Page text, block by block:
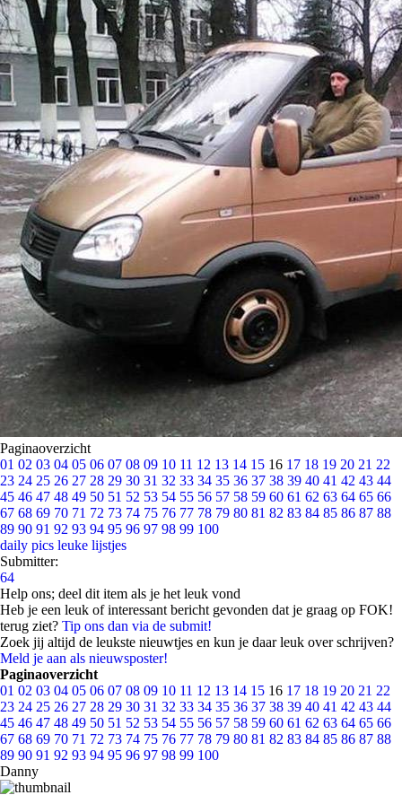
Paginaoverzicht
01 02 03 04 05 06 07 08 09 10 11 12 13 14 15 16 17 18 19 20 21 22
23 24 25 26 27 28 29 30 31 32 33 34 35 36 37 38 39 40 41 42 43 44
45 46 47 48 49 50 51 52 53 54 55 56 57 58 59 60 61 62 63 64 65 66
67 68 69 70 71 72 73 74 75 76 77 78 79 80 81 82 83 84 85 86 87 88
89 90 91 92 93 94 95 96 97 98 99 100
daily pics leuke lijstjes
Submitter:
64
Help ons; deel dit item als je het leuk vond
Heb je een leuk of interessant bericht gevonden dat je graag op FOK!
terug ziet? Tip ons dan via de submit!
Zoek jij altijd de leukste nieuwtjes en kun je daar leuk over schrijven?
Meld je aan als nieuwsposter!
Paginaoverzicht
01 02 03 04 05 06 07 08 09 10 11 12 13 14 15 16 17 18 19 20 21 22
23 24 25 26 27 28 29 30 31 32 33 34 35 36 37 38 39 40 41 42 43 44
45 46 47 48 49 50 51 52 53 54 55 56 57 58 59 60 61 62 63 64 65 66
67 68 69 70 71 72 73 74 75 76 77 78 79 80 81 82 83 84 85 86 87 88
89 90 91 92 93 94 95 96 97 98 99 100
Danny